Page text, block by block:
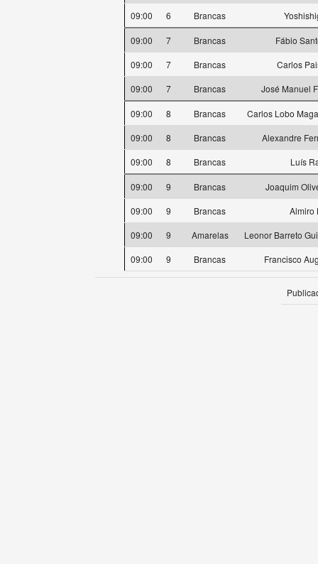
09:00
6 Brancas
09:00 7 Brancas
Fábio
09:00
7 Brancas
Carlos
09:00
7 Brancas José Manuel
09:00 8 Brancas
Carlos Lobo
09:00
8 Brancas
Alexandre
09:00
8 Brancas Luís
09:00 9 Brancas
Joaquim
09:00
9 Brancas
Almiro
09:00
9 Amarelas
Leonor Barreto
09:00
9 Brancas Francisco